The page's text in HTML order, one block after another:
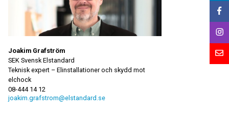
Joakim Grafström
SEK Svensk Elstandard
Teknisk expert – Elinstallationer och skydd mot
elchock
08-444 14 12
joakim.grafstrom@elstandard.se